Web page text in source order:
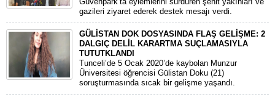
gazileri ziyaret ederek destek mesajı verdi.
GÜLİSTAN DOK DOSYASINDA FLAŞ GELİŞME: 2
DALGIÇ DELİL KARARTMA SUÇLAMASIYLA
TUTUTKLANDI
​Tunceli’de 5 Ocak 2020’de kaybolan Munzur
Üniversitesi öğrencisi Gülistan Doku (21)
soruşturmasında sıcak bir gelişme yaşandı.